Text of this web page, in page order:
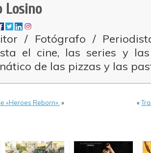
Losino
/ Fotógrafo /
el cine, las series y
de las pizzas y las
«Heroes Reborn». » «